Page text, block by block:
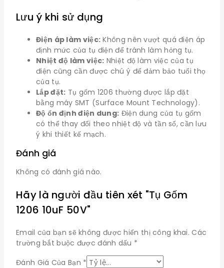
Lưu ý khi sử dụng
Điện áp làm việc: Không nên vượt quá điện áp
định mức của tụ điện để tránh làm hỏng tụ.
Nhiệt độ làm việc: Nhiệt độ làm việc của tụ
điện cũng cần được chú ý để đảm bảo tuổi thọ
của tụ.
Lắp đặt: Tụ gốm 1206 thường được lắp đặt
bằng máy SMT (Surface Mount Technology).
Độ ổn định điện dung: Điện dung của tụ gốm
có thể thay đổi theo nhiệt độ và tần số, cần lưu
ý khi thiết kế mạch.
Đánh giá
Không có đánh giá nào.
Hãy là người đầu tiên xét "Tụ Gốm
1206 10uF 50V"
Email của bạn sẽ không được hiển thị công khai. Các
trường bắt buộc được đánh dấu *
Đánh Giá Của Bạn *